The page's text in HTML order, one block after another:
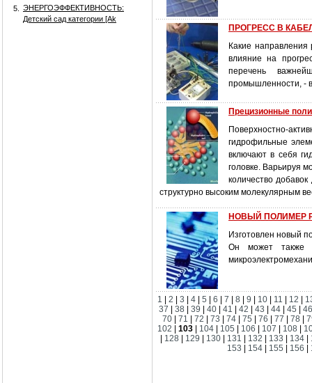
5.
ЭНЕРГОЭФФЕКТИВНОСТЬ:
Детский сад категории [Аk
ПРОГРЕСС В
Какие
влияние на
перечень
промышленности, -
Прецизионные
Поверхностно-
гидрофильные
включают в себя
головке. Варьируя
количество
структурно высоким молекулярным
НОВЫЙ ПОЛИМЕР
Изготовлен новый
Он может также
1 2 3 4 5 6 7 8 9 10 11 12
37
|38 |39 |40 |41 |42 |43 |44 |45 |
70
71 72 73 74 75 76 77 78
102
|103 104 105 106 107 108
128 129 130 131 132 133 134
153
154 155 156